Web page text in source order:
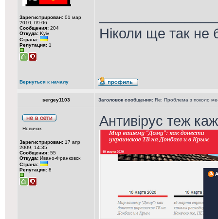
Зарегистрирован: 01 мар
2010, 09:06
Сообщения: 204
Откуда: Kyiv
Страна:
Репутация: 1
Ніколи ще так не
Вернуться к началу
sergey1103 Заголовок сообщения: Re: Проблема з поколо
Новичок
Зарегистрирован: 17 апр
2009, 14:35
Сообщения: 55
Откуда: Ивано-Франковск
Страна:
Репутация: 8
Антивірус теж